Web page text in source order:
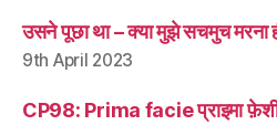
उसने पूछा था – क्या मुझे सचमुच मरना
9th April 2023
CP98: Prima facie प्राइमा